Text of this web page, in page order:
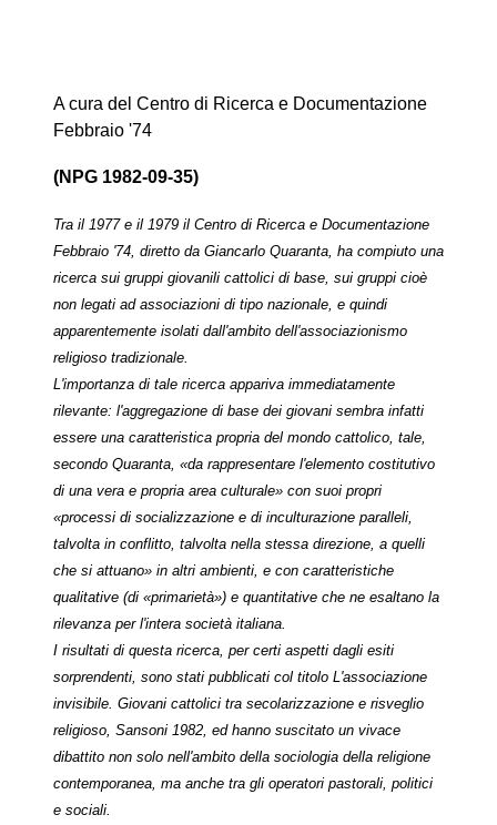
A cura del Centro di Ricerca e Documentazione
Febbraio '74
(NPG 1982-09-35)
Tra il 1977 e il 1979 il Centro di Ricerca e Documentazione
Febbraio '74, diretto da Giancarlo Quaranta, ha compiuto una
ricerca sui gruppi giovanili cattolici di base, sui gruppi cioè
non legati ad associazioni di tipo nazionale, e quindi
apparentemente isolati dall'ambito dell'associazionismo
religioso tradizionale.
L'importanza di tale ricerca appariva immediatamente
rilevante: l'aggregazione di base dei giovani sembra infatti
essere una caratteristica propria del mondo cattolico, tale,
secondo Quaranta, «da rappresentare l'elemento costitutivo
di una vera e propria area culturale» con suoi propri
«processi di socializzazione e di inculturazione paralleli,
talvolta in conflitto, talvolta nella stessa direzione, a quelli
che si attuano» in altri ambienti, e con caratteristiche
qualitative (di «primarietà») e quantitative che ne esaltano la
rilevanza per l'intera società italiana.
I risultati di questa ricerca, per certi aspetti dagli esiti
sorprendenti, sono stati pubblicati col titolo L'associazione
invisibile. Giovani cattolici tra secolarizzazione e risveglio
religioso, Sansoni 1982, ed hanno suscitato un vivace
dibattito non solo nell'ambito della sociologia della religione
contemporanea, ma anche tra gli operatori pastorali, politici
e sociali.